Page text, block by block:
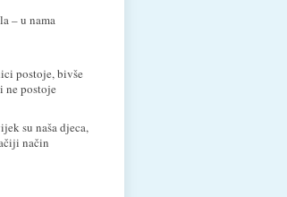
– u nama
postoje, bivše
ne postoje
su naša djeca,
način